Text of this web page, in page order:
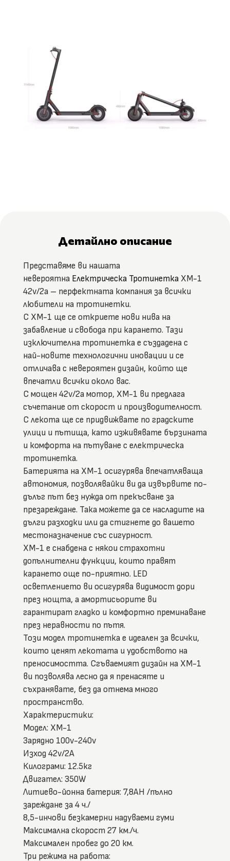
Детайлно описание
Представяме ви нашата
невероятна Електрическа ТротинеткаXM-1
42v/2a – перфектната компания за всички
любители на тротинетки.
С XM-1 ще се откриете нови нива на
забавление и свобода при карането. Тази
изключителна тротинетка е създадена с
най-новите технологични иновации и се
отличава с невероятен дизайн, който ще
впечатли всички около вас.
С мощен 42v/2a мотор, XM-1 ви предлага
съчетание от скорост и производителност.
С лекота ще се придвижвате по градските
улици и пътища, като изживявате бързината
и комфорта на пътуване с електрическа
тротинетка.
Батерията на XM-1 осигурява впечатляваща
автономия, позволявайки ви да извървите по-
дълъг път без нужда от прекъсване за
презареждане. Така можете да се насладите на
дълги разходки или да стигнете до вашето
местоназначение със сигурност.
XM-1 е снабдена с някои страхотни
допълнителни функции, които правят
карането още по-приятно. LED
осветлението ви осигурява видимост дори
през нощта, а амортисьорите ви
гарантират гладко и комфортно преминаване
през неравности по пътя.
Този модел тротинетка е идеален за всички,
които ценят лекотата и удобството на
преносимостта. Сгъваемият дизайн на XM-1
ви позволява лесно да я пренасяте и
съхранявате, без да отнема много
пространство.
Характеристики:
Модел: XM-1
Зарядно 100v-240v
Изход 42v/2A
Килограми: 12.5кг
Двигател: 350W
Литиево-йонна батерия: 7,8ΑΗ /пълно
зареждане за 4 ч./
8,5-инчови безкамерни надуваеми гуми
Максимална скорост 27 км./ч.
Максимален пробег до 20 км.
Три режима на работа: